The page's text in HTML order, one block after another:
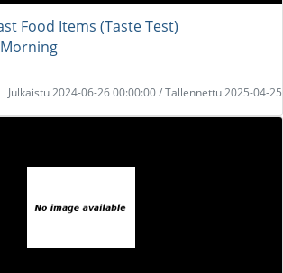
Food Items (Taste Test)
Julkaistu 2024-06-26 00:00:00 / Tallennettu 2025-04-25